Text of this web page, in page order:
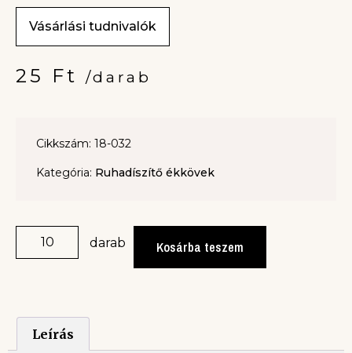
Vásárlási tudnivalók
25 Ft /darab
Cikkszám: 18-032
Kategória: Ruhadíszítő ékkövek
darab Kosárba teszem
Leírás